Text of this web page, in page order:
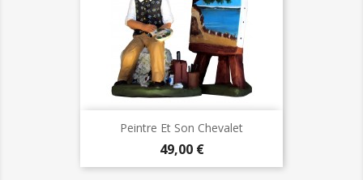
Peintre Et Son Chevalet
Prix
49,00 €